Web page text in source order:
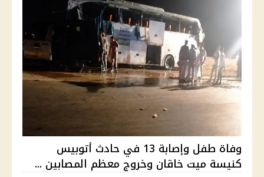
وفاة طفل وإصابة 13 في حادث أتوبيس
كنيسة ميت خاقان وخروج معظم المصابين ...